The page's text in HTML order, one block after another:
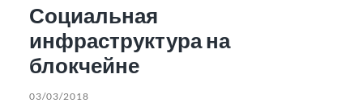
Социальная
инфраструктура на
блокчейне
03/03/2018